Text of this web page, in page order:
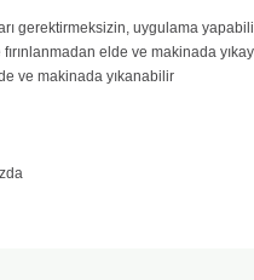
gerektirmeksizin, uygulama
elde ve makinada
ve makinada yıkanabilir